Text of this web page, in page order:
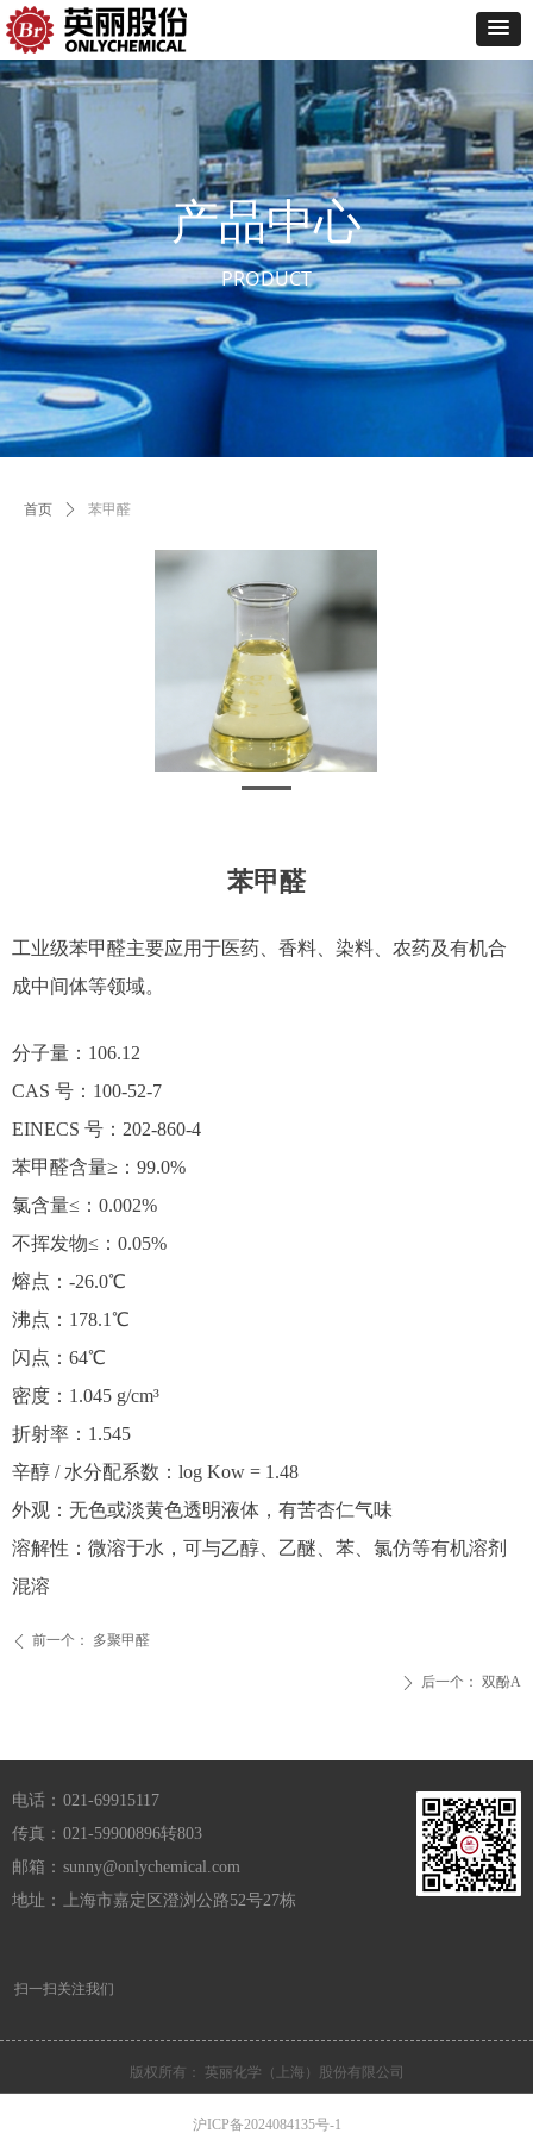
首页 ꄲ 苯甲醛
苯甲醛
ꄴ 前一个： 多聚甲醛
ꄲ 后一个： 双酚A
工业级苯甲醛主要应用于医药、香料、染料、农药及有机合
成中间体等领域。
分子量：106.12
CAS 号：100-52-7
EINECS 号：202-860-4
苯甲醛含量≥：99.0%
氯含量≤：0.002%
不挥发物≤：0.05%
熔点：-26.0℃
沸点：178.1℃
闪点：64℃
密度：1.045 g/cm³
折射率：1.545
辛醇 / 水分配系数：log Kow = 1.48
外观：无色或淡黄色透明液体，有苦杏仁气味
溶解性：微溶于水，可与乙醇、乙醚、苯、氯仿等有机溶剂
混溶
产品中心
PRODUCT
电话： 021-69915117
传真： 021-59900896转803
邮箱： sunny@onlychemical.com
地址： 上海市嘉定区澄浏公路52号27栋
扫一扫关注我们
版权所有： 英丽化学（上海）股份有限公司
沪ICP备2024084135号-1